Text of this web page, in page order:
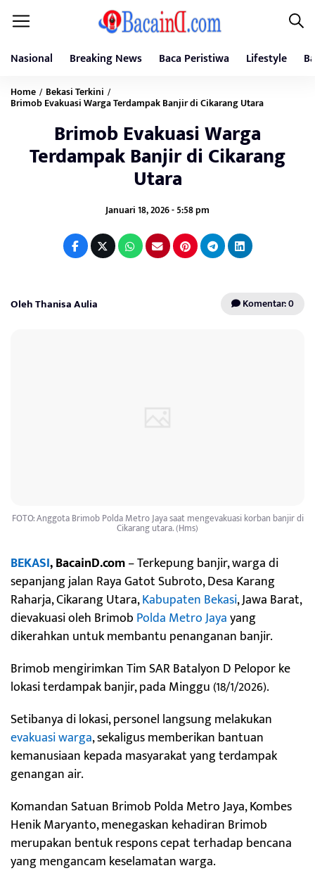
Nasional Breaking News Baca Peristiwa Lifestyle
Home / Bekasi Terkini /
Brimob Evakuasi Warga Terdampak Banjir di Cikarang Utara
Brimob Evakuasi Warga
Terdampak Banjir di Cikarang
Utara
Januari 18, 2026 - 5:58 pm
Oleh Thanisa Aulia Komentar: 0
FOTO: Anggota Brimob Polda Metro Jaya saat mengevakuasi korban banjir di
Cikarang utara. (Hms)
BEKASI, BacainD.com– Terkepung banjir, warga di
sepanjang jalan Raya Gatot Subroto, Desa Karang
Raharja, Cikarang Utara,Kabupaten Bekasi, Jawa Barat,
dievakuasi oleh Brimob Polda Metro Jayayang
dikerahkan untuk membantu penanganan banjir.
Brimob mengirimkan Tim SAR Batalyon D Pelopor ke
lokasi terdampak banjir, pada Minggu (18/1/2026).
Setibanya di lokasi, personel langsung melakukan
evakuasi warga, sekaligus memberikan bantuan
kemanusiaan kepada masyarakat yang terdampak
genangan air.
Komandan Satuan Brimob Polda Metro Jaya, Kombes
Henik Maryanto, menegaskan kehadiran Brimob
merupakan bentuk respons cepat terhadap bencana
yang mengancam keselamatan warga.